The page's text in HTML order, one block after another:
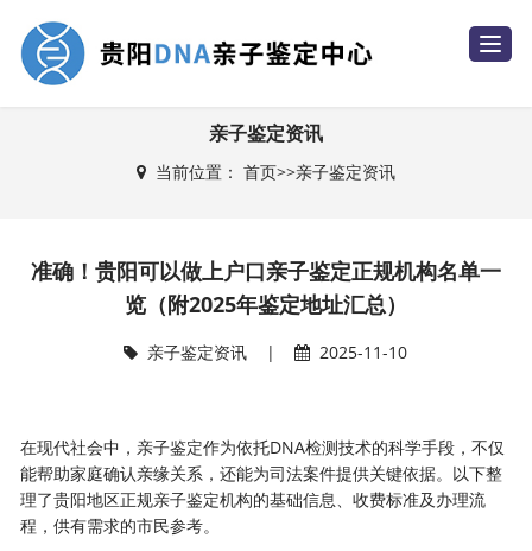
T
o
o
亲子鉴定资讯
当前位置： 首页>>亲子鉴定资讯
准确！贵阳可以做上户口亲子鉴定正规机构名单一
览（附2025年鉴定地址汇总）
亲子鉴定资讯 | 2025-11-10
在现代社会中，亲子鉴定作为依托DNA检测技术的科学手段，不仅
能帮助家庭确认亲缘关系，还能为司法案件提供关键依据。以下整
理了贵阳地区正规亲子鉴定机构的基础信息、收费标准及办理流
程，供有需求的市民参考。